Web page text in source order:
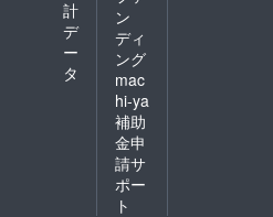
計
デ
ー
タ
ン
ディ
ング
mac
hi-ya
補助
金申
請サ
ポー
ト